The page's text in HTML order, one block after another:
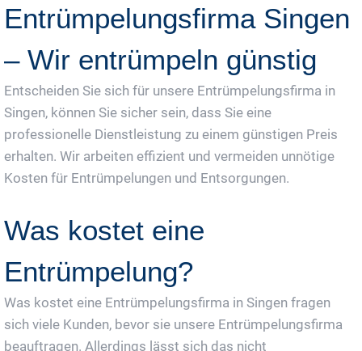
Entrümpelungsfirma Singen
– Wir entrümpeln günstig
Entscheiden Sie sich für unsere Entrümpelungsfirma in
Singen, können Sie sicher sein, dass Sie eine
professionelle Dienstleistung zu einem günstigen Preis
erhalten. Wir arbeiten effizient und vermeiden unnötige
Kosten für Entrümpelungen und Entsorgungen.
Was kostet eine
Entrümpelung?
Was kostet eine Entrümpelungsfirma in Singen fragen
sich viele Kunden, bevor sie unsere Entrümpelungsfirma
beauftragen. Allerdings lässt sich das nicht